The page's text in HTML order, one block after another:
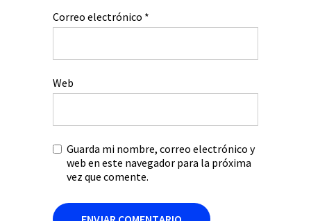
Correo electrónico *
Web
Guarda mi nombre, correo electrónico y
web en este navegador para la próxima
vez que comente.